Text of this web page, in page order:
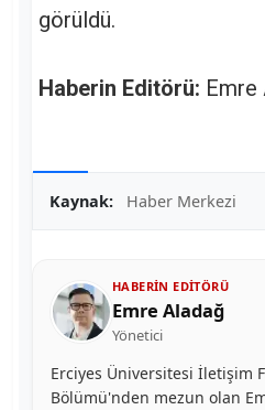
görüldü.
Haberin Editörü: Emre
Kaynak: Haber Merkezi
HABERIN EDITÖRÜ
Emre Aladağ
Yönetici
Erciyes Üniversitesi İletişim
Bölümü'nden mezun olan